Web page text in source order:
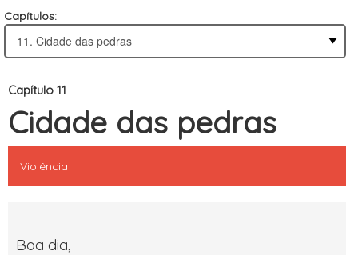
Capítulos:
Capítulo 11
Cidade das pedras
Violência
Boa dia,